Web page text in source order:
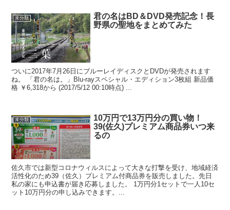
未分類
君の名はBD＆DVD発売記念！長
野県の聖地をまとめてみた
ついに2017年7月26日にブルーレイディスクとDVDが発売されます
ね。 「君の名は。」Blu-rayスペシャル・エディション3枚組 新品価
格 ￥6,318から (2017/5/12 00:10時点) ...
未分類
10万円で13万円分の買い物！
39(佐久)プレミアム商品券いつ来
るの
佐久市では新型コロナウィルスによって大きな打撃を受け、地域経済
活性化のため39（佐久）プレミアム付商品券を販売しました。先日
私の家にも申込書が届き応募しました。 1万円分1セットで一人10セ
ット10万円分の申し込みできます。...